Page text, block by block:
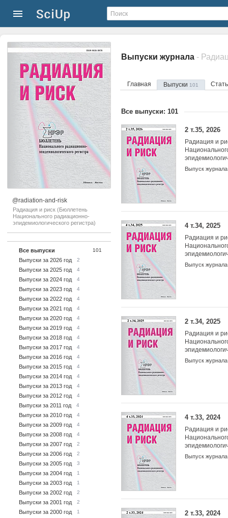
@radiation-and-risk
Радиация и риск (Бюллетень
Национального радиационно-
эпидемиологического регистра)
Все выпуски 101
Выпуски за 2026 год 2
Выпуски за 2025 год 4
Выпуски за 2024 год 4
Выпуски за 2023 год 4
Выпуски за 2022 год 4
Выпуски за 2021 год 4
Выпуски за 2020 год 4
Выпуски за 2019 год 4
Выпуски за 2018 год 4
Выпуски за 2017 год 4
Выпуски за 2016 год 4
Выпуски за 2015 год 4
Выпуски за 2014 год 4
Выпуски за 2013 год 4
Выпуски за 2012 год 4
Выпуски за 2011 год 4
Выпуски за 2010 год 4
Выпуски за 2009 год 4
Выпуски за 2008 год 4
Выпуски за 2007 год 2
Выпуски за 2006 год 2
Выпуски за 2005 год 3
Выпуски за 2004 год 1
Выпуски за 2003 год 1
Выпуски за 2002 год 2
Выпуски за 2001 год 2
Выпуски за 2000 год 1
Выпуски журнала
Главная Выпуски 101
Все выпуски: 101
2 т.35, 2026
Радиация и
Выпуск журнала
4 т.34, 2025
Радиация и
Выпуск журнала
2 т.34, 2025
Радиация и
Выпуск журнала
4 т.33, 2024
Радиация и
Выпуск журнала
2 т.33, 2024